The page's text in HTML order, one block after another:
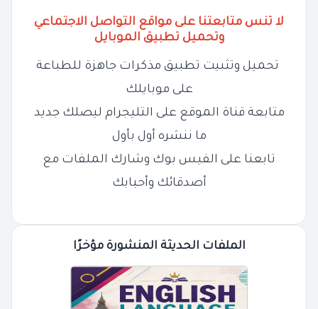
لا تنس متابعتنا على مواقع التواصل الاجتماعي
وتحميل تطبيق الموبايل
تحميل وتثبيت تطبيق مذكرات جاهزة للطباعة
على موبايلك
متابعة قناة الموقع على التليجرام ليصلك جديد
ما ننشره أول بأول
تابعنا على الفيس بوك وشارك الملفات مع
أصدقائك وأحبابك
الملفات الحديثة المنشورة مؤخرًا